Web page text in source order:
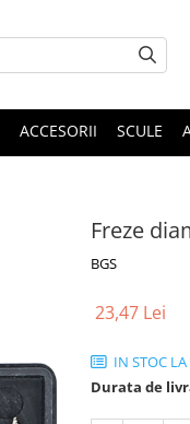
ACCESORII SCULE
Freze
BGS
23,47 Lei
IN STOC
Durata de